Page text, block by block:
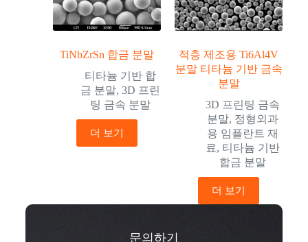
TiNbZrSn 합금 분말
티타늄 기반 합
금 분말,3D 프린
팅 금속 분말
더 보기
적층 제조용 Ti6Al4V
분말 티타늄 기반 금속
분말
3D 프린팅 금속
분말, 정형외과
용 임플란트 재
료, 티타늄 기반
합금 분말
더 보기
문의하기